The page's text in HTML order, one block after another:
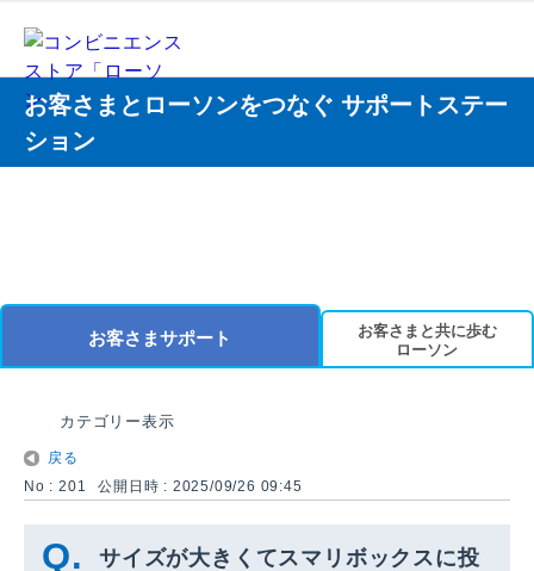
お客さまとローソンをつなぐ サポートステー
ション
お客さまサポート
お客さまと共に歩む
ローソン
カテゴリー表示
戻る
No : 201
公開日時 : 2025/09/26 09:45
サイズが大きくてスマリボックスに投